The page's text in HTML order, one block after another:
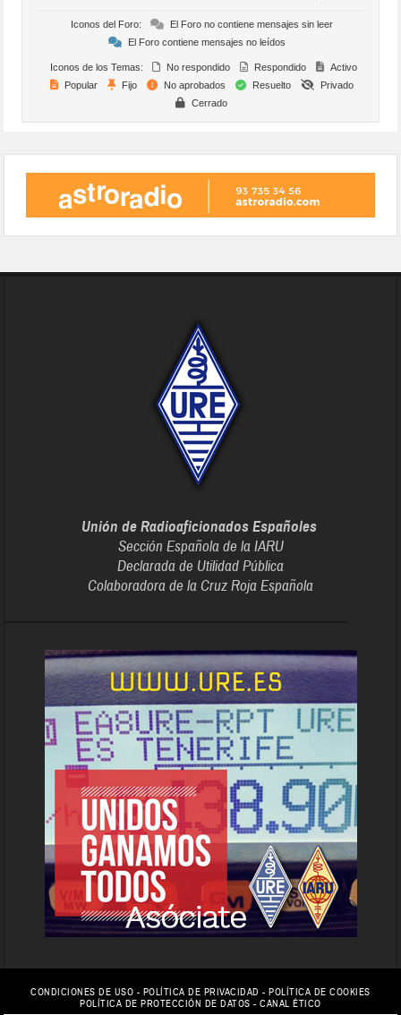
Iconos del Foro:
El Foro no contiene mensajes sin leer
El Foro contiene mensajes no leídos
Iconos de los Temas: No respondido Respondido
Activo
Popular
Fijo No aprobados Resuelto
Privado
Cerrado
Unión de Radioaficionados Españoles
Sección Española de la IARU
Declarada de Utilidad Pública
Colaboradora de la Cruz Roja Española
CONDICIONES DE USO - POLÍTICA DE PRIVACIDAD -POLÍTICA DE COOKIES
POLÍTICA DE PROTECCIÓN DE DATOS -CANAL ÉTICO